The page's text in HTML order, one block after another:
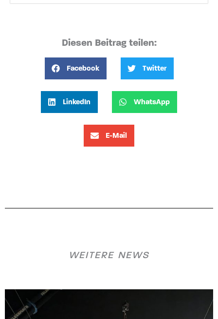
Diesen Beitrag teilen:
Facebook Twitter
LinkedIn WhatsApp
E-Mail
WEITERE NEWS